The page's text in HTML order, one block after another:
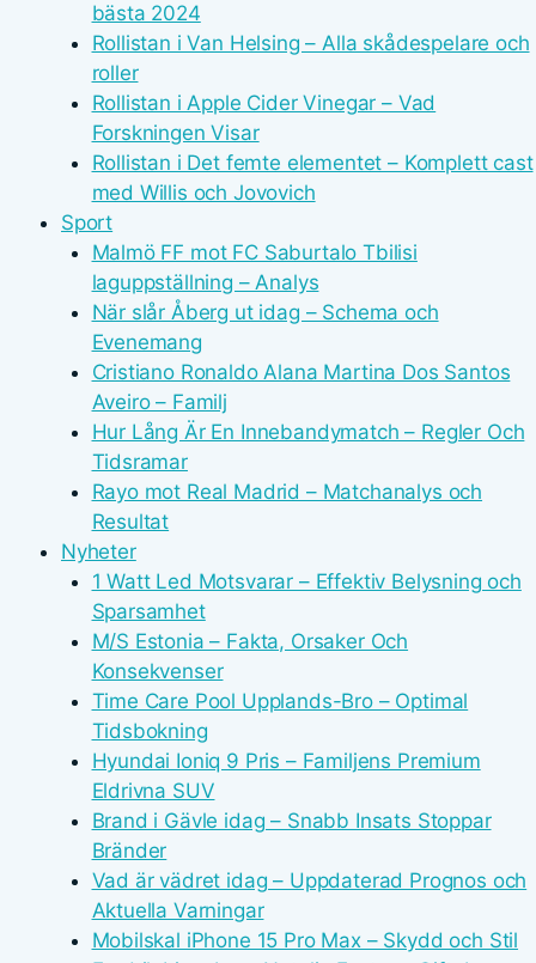
bästa 2024
Rollistan i Van Helsing – Alla skådespelare och
roller
Rollistan i Apple Cider Vinegar – Vad
Forskningen Visar
Rollistan i Det femte elementet – Komplett cast
med Willis och Jovovich
Sport
Malmö FF mot FC Saburtalo Tbilisi
laguppställning – Analys
När slår Åberg ut idag – Schema och
Evenemang
Cristiano Ronaldo Alana Martina Dos Santos
Aveiro – Familj
Hur Lång Är En Innebandymatch – Regler Och
Tidsramar
Rayo mot Real Madrid – Matchanalys och
Resultat
Nyheter
1 Watt Led Motsvarar – Effektiv Belysning och
Sparsamhet
M/S Estonia – Fakta, Orsaker Och
Konsekvenser
Time Care Pool Upplands-Bro – Optimal
Tidsbokning
Hyundai Ioniq 9 Pris – Familjens Premium
Eldrivna SUV
Brand i Gävle idag – Snabb Insats Stoppar
Bränder
Vad är vädret idag – Uppdaterad Prognos och
Aktuella Varningar
Mobilskal iPhone 15 Pro Max – Skydd och Stil